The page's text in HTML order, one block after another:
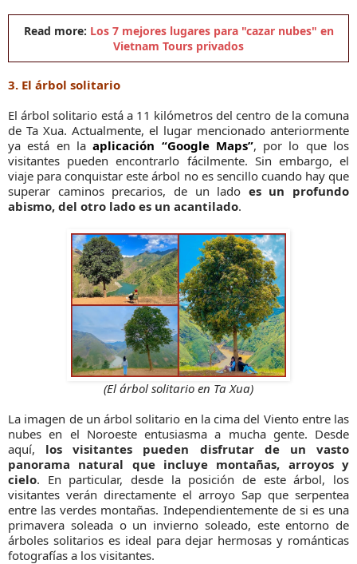
Read more: Los 7 mejores lugares para "cazar nubes" en
Vietnam Tours privados
3. El árbol solitario
El árbol solitario está a 11 kilómetros del centro de la comuna
de Ta Xua. Actualmente, el lugar mencionado anteriormente
ya está en laaplicación “Google Maps”, por lo que los
visitantes pueden encontrarlo fácilmente. Sin embargo, el
viaje para conquistar este árbol no es sencillo cuando hay que
superar caminos precarios, de un lado es un profundo
abismo, del otro lado es un acantilado.
(El árbol solitario en Ta Xua)
La imagen de un árbol solitario en la cima del Viento entre las
nubes en el Noroeste entusiasma a mucha gente. Desde
aquí, los visitantes pueden disfrutar de un vasto
panorama natural que incluye montañas, arroyos y
cielo. En particular, desde la posición de este árbol, los
visitantes verán directamente el arroyo Sap que serpentea
entre las verdes montañas. Independientemente de si es una
primavera soleada o un invierno soleado, este entorno de
árboles solitarios es ideal para dejar hermosas y románticas
fotografías a los visitantes.